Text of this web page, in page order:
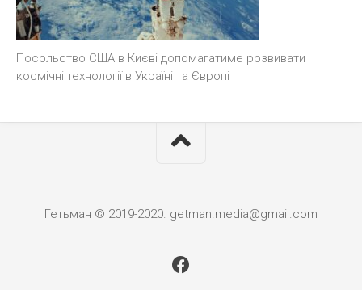
Посольство США в Києві допомагатиме розвивати
космічні технології в Україні та Європі
Гетьман © 2019-2020. getman.media@gmail.com